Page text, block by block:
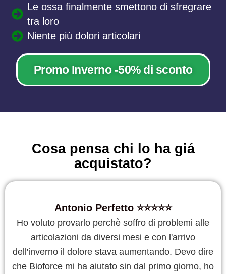
Le ossa finalmente smettono di sfregrare
tra loro
Niente più dolori articolari
Promo Inverno -50% di sconto
Cosa pensa chi lo ha giá
acquistato?
Antonio Perfetto ⭐️⭐️⭐️⭐️⭐️
Ho voluto provarlo perchè soffro di problemi alle
articolazioni da diversi mesi e con l'arrivo
dell'inverno il dolore stava aumentando. Devo dire
che Bioforce mi ha aiutato sin dal primo giorno, ho